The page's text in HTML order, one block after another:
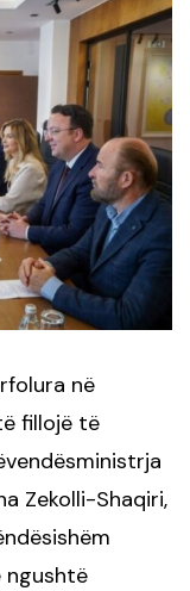
në
fillojë të
Zekolli-Shaqiri,